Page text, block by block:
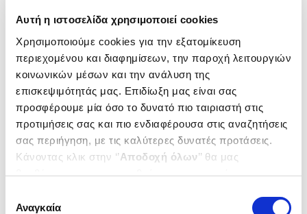
Αυτή η ιστοσελίδα χρησιμοποιεί cookies
Χρησιμοποιούμε cookies για την εξατομίκευση
περιεχομένου και διαφημίσεων, την παροχή λειτουργιών
κοινωνικών μέσων και την ανάλυση της
επισκεψιμότητάς μας. Επιδίωξη μας είναι σας
προσφέρουμε μία όσο το δυνατό πιο ταιριαστή στις
προτιμήσεις σας και πιο ενδιαφέρουσα στις αναζητήσεις
σας περιήγηση, με τις καλύτερες δυνατές προτάσεις.
Κάνοντας κλικ στην ‘’Αποδοχή όλων’’ θα μας
βοηθήσετε να ανταποκριθούμε στα παραπάνω.
ενδιαφέρουν και να επιλέξετε από τα παρακάτω με την
συγκατάθεσης
Αναγκαία
Δημοτικότητα